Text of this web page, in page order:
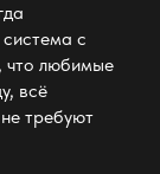
с
что любимые
всё
требуют